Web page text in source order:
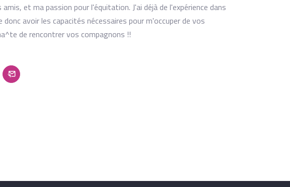
et ma passion pour l'équitation. J'ai déjà de l'expérience dans
avoir les capacités nécessaires pour m'occuper de vos
de rencontrer vos compagnons !!